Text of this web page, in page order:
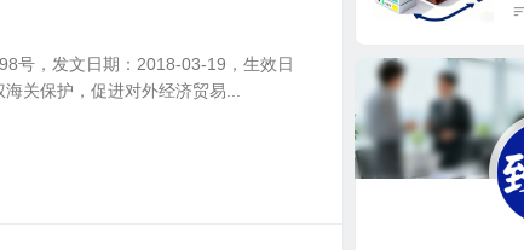
号，发文日期：2018-03-19，生效日
关保护，促进对外经济贸易...